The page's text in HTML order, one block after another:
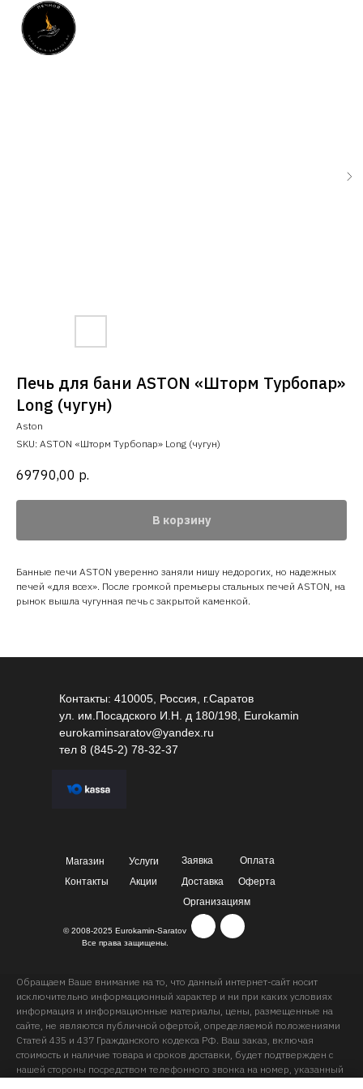
Печь для бани ASTON «Шторм Турбопар»
Long (чугун)
Aston
SKU: ASTON «Шторм Турбопар» Long (чугун)
69790,00 р.
В корзину
Банные печи ASTON уверенно заняли нишу недорогих, но надежных
печей «для всех». После громкой премьеры стальных печей ASTON, на
рынок вышла чугунная печь с закрытой каменкой.
Контакты: 410005, Россия, г.Саратов
ул. им.Посадского И.Н. д 180/198, Eurokamin
eurokaminsaratov@yandex.ru
тел 8 (845-2) 78-32-37
Магазин
© 2008-2025 Eurokamin-Saratov
Все права защищены.
Услуги Заявка
Оплата
Акции
Контакты Доставка
Оферта
Организациям
Обращаем Ваше внимание на то, что данный интернет-сайт носит
исключительно информационный характер и ни при каких условиях
информация и информационные материалы, цены, размещенные на
сайте, не являются публичной офертой, определяемой положениями
Статей 435 и 437 Гражданского кодекса РФ. Ваш заказ, включая
стоимость и наличие товара и сроков доставки, будет подтвержден с
нашей стороны посредством телефонного звонка на номер, указанный